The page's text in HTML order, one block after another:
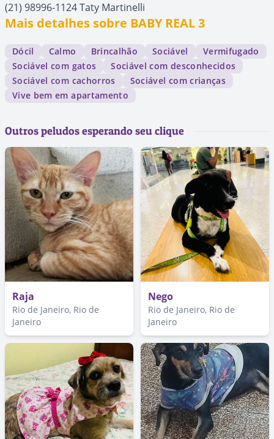
(21) 98996-1124 Taty Martinelli
Mais detalhes sobre BABY REAL 3
Dócil Calmo Brincalhão Sociável
Vermifugado
Sociável com gatos
Sociável com desconhecidos
Sociável com cachorros
Sociável com crianças
Vive bem em apartamento
Outros peludos esperando seu clique
Raja
Rio de Janeiro, Rio de
Janeiro
Nego
Rio de Janeiro, Rio de
Janeiro